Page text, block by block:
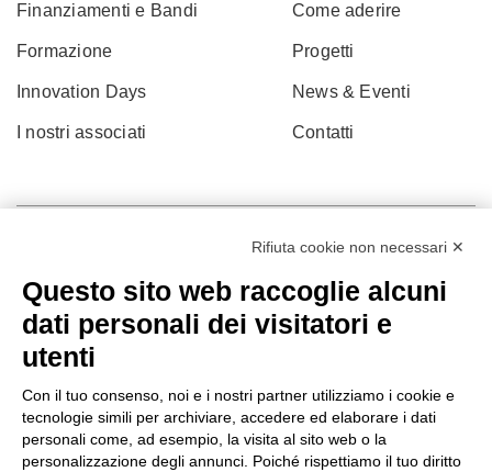
Finanziamenti e Bandi
Formazione
Innovation Days
I nostri associati
Come aderire
Progetti
News & Eventi
Contatti
© 2022 Po.in.tex
Rifiuta cookie non necessari ✕
Questo sito web raccoglie alcuni
dati personali dei visitatori e
utenti
Con il tuo consenso, noi e i nostri partner utilizziamo i cookie e
tecnologie simili per archiviare, accedere ed elaborare i dati
personali come, ad esempio, la visita al sito web o la
personalizzazione degli annunci. Poiché rispettiamo il tuo diritto